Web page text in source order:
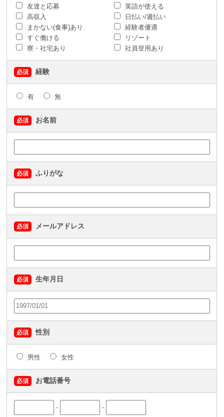
友達と応募
英語が使える
高収入
日払い/週払い
まかない(食事)あり
経験者優遇
すぐ働ける
リゾート
寮・社宅あり
社員登用あり
必須 経験
有 無
必須 お名前
必須 ふりがな
必須 メールアドレス
必須 生年月日
必須 性別
男性 女性
必須 お電話番号
- -